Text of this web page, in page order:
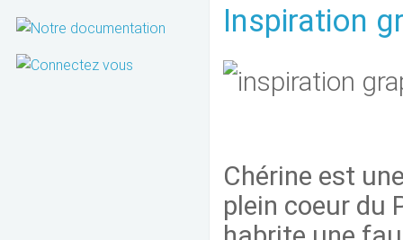
Inspiration
Chérine est
plein coeur du